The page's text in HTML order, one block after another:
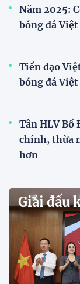
Đội
VCK U21
Quy tụ 12 đội
Quốc gia –
đua sôi động,
gương mặt
Khai mạc